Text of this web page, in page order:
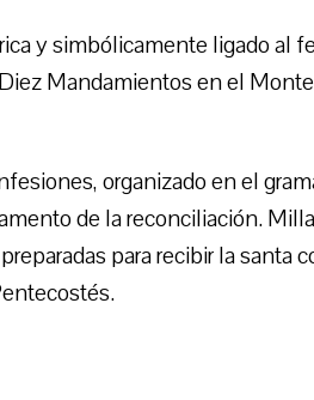
y simbólicamente ligado al
Mandamientos en el
organizado en el
de la reconciliación.
para recibir la santa